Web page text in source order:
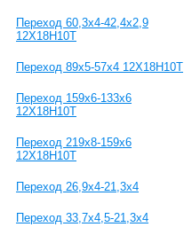
Переход 60,3x4-42,4x2,9
12Х18Н10Т
Переход 89x5-57x4 12Х18Н10Т
Переход 159х6-133х6
12Х18Н10Т
Переход 219х8-159х6
12Х18Н10Т
Переход 26,9x4-21,3x4
Переход 33,7x4,5-21,3x4